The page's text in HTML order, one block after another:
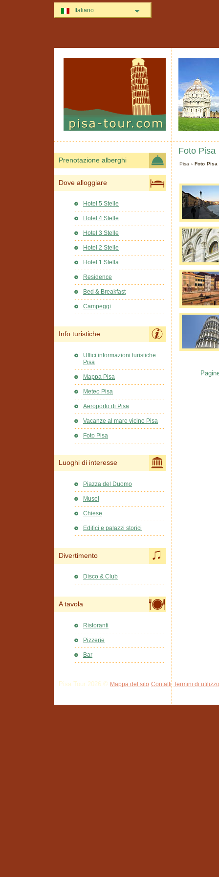
Foto Pisa
Pisa › Foto Pisa
Prenotazione alberghi
Dove alloggiare
Hotel 5 Stelle
Hotel 4 Stelle
Hotel 3 Stelle
Hotel 2 Stelle
Hotel 1 Stella
Residence
Bed & Breakfast
Campeggi
Info turistiche
Uffici informazioni turistiche
Pisa
Mappa Pisa
Meteo Pisa
Aeroporto di Pisa
Vacanze al mare vicino Pisa
Foto Pisa
Luoghi di interesse
Piazza del Duomo
Musei
Chiese
Edifici e palazzi storici
Divertimento
Disco & Club
A tavola
Ristoranti
Pizzerie
Bar
Pisa Tour 2026 © Mappa del sito Contatti Termini di utilizzo
Italiano